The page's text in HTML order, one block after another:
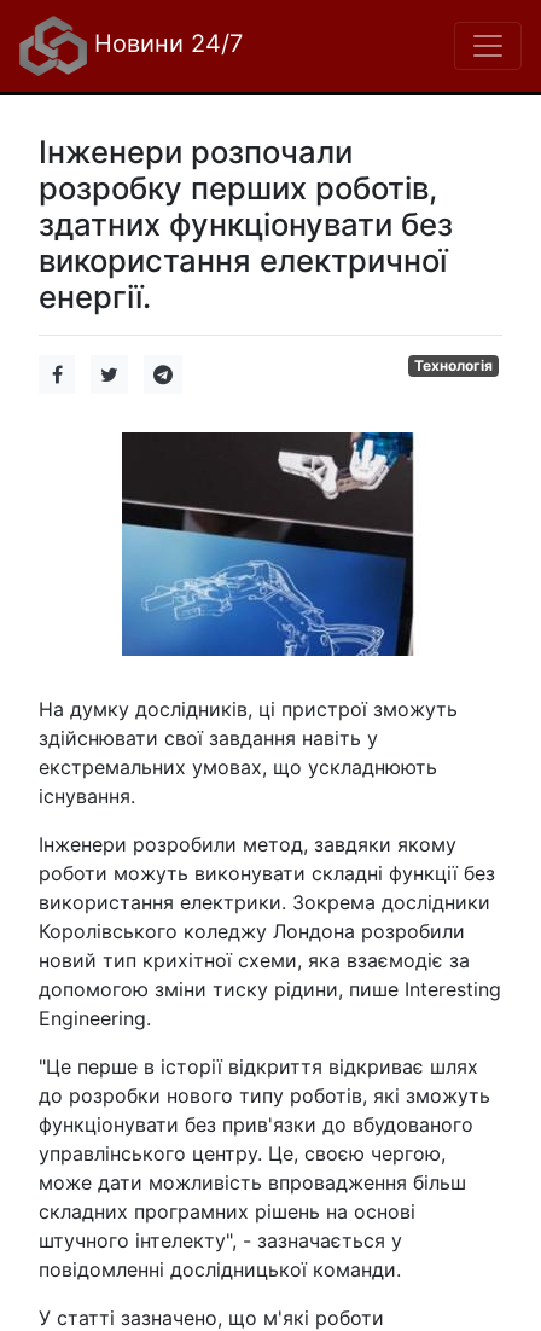
Новини 24/7
Інженери розпочали
розробку перших роботів,
здатних функціонувати без
використання електричної
енергії.
Технологія
На думку дослідників, ці пристрої зможуть
здійснювати свої завдання навіть у
екстремальних умовах, що ускладнюють
існування.
Інженери розробили метод, завдяки якому
роботи можуть виконувати складні функції без
використання електрики. Зокрема дослідники
Королівського коледжу Лондона розробили
новий тип крихітної схеми, яка взаємодіє за
допомогою зміни тиску рідини, пише Interesting
Engineering.
"Це перше в історії відкриття відкриває шлях
до розробки нового типу роботів, які зможуть
функціонувати без прив'язки до вбудованого
управлінського центру. Це, своєю чергою,
може дати можливість впровадження більш
складних програмних рішень на основі
штучного інтелекту", - зазначається у
повідомленні дослідницької команди.
У статті зазначено, що м'які роботи